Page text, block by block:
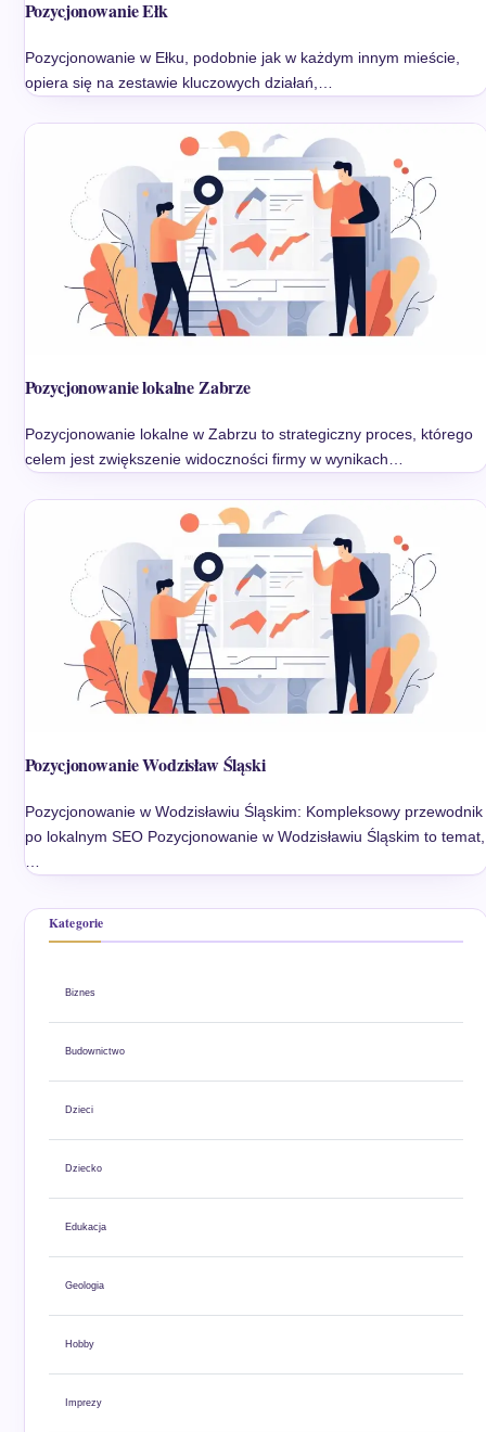
Pozycjonowanie Ełk
Pozycjonowanie w Ełku, podobnie jak w każdym innym mieście,
opiera się na zestawie kluczowych działań,…
Pozycjonowanie lokalne Zabrze
Pozycjonowanie lokalne w Zabrzu to strategiczny proces, którego
celem jest zwiększenie widoczności firmy w wynikach…
Pozycjonowanie Wodzisław Śląski
Pozycjonowanie w Wodzisławiu Śląskim: Kompleksowy przewodnik
po lokalnym SEO Pozycjonowanie w Wodzisławiu Śląskim to temat,
…
Kategorie
Biznes
Budownictwo
Dzieci
Dziecko
Edukacja
Geologia
Hobby
Imprezy